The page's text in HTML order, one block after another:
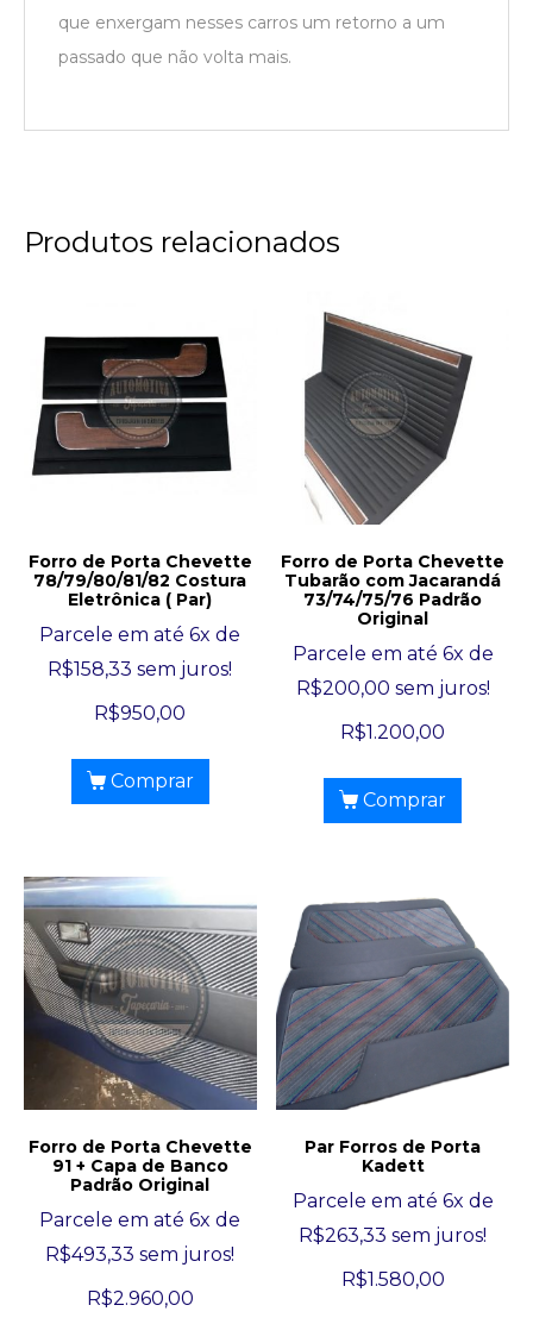
que enxergam nesses carros um retorno a um
passado que não volta mais.
Produtos relacionados
Forro de Porta Chevette
78/79/80/81/82 Costura
Eletrônica ( Par)
Parcele em até 6x de
R$158,33 sem juros!
R$950,00
Comprar
Forro de Porta Chevette
Tubarão com Jacarandá
73/74/75/76 Padrão
Original
Parcele em até 6x de
R$200,00 sem juros!
R$1.200,00
Comprar
Forro de Porta Chevette
91 + Capa de Banco
Padrão Original
Parcele em até 6x de
R$493,33 sem juros!
R$2.960,00
Par Forros de Porta
Kadett
Parcele em até 6x de
R$263,33 sem juros!
R$1.580,00